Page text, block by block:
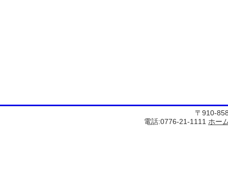
〒910-
電話:0776-21-1111 ホー